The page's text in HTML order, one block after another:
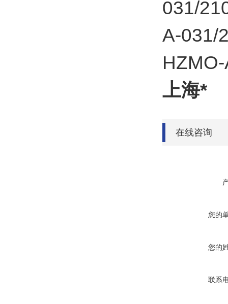
031/
A-031/
上海*
在线咨询
您的
您的
联系